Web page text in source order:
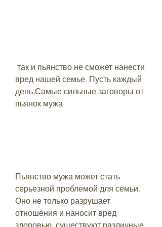
вред нашей семье. Пусть каждый
день,Самые сильные заговоры от
пьянок мужа
Пьянство мужа может стать
серьезной проблемой для семьи.
Оно не только разрушает
отношения и наносит вред
здоровью, существуют различные